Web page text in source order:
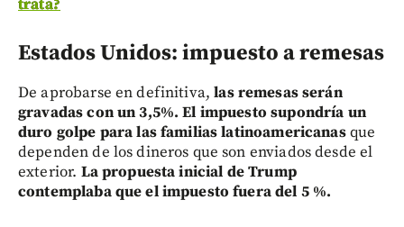
trata?
Estados Unidos: impuesto a remesas
De aprobarse en definitiva, las remesas serán
gravadas con un 3,5%. El impuesto supondría un
duro golpe para las familias latinoamericanasque
dependen de los dineros que son enviados desde el
exterior. La propuesta inicial de Trump
contemplaba que el impuesto fuera del 5 %.